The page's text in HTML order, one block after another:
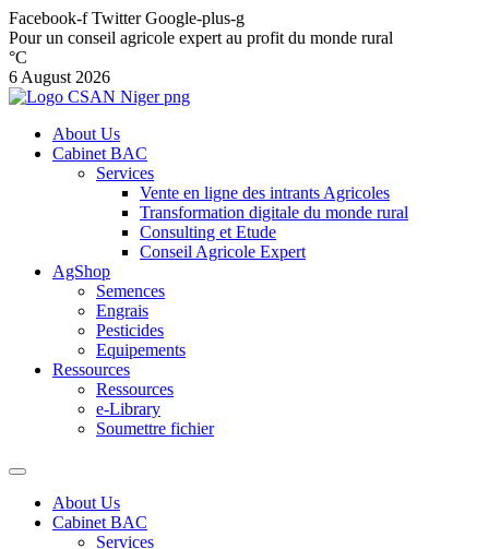
Facebook-f Twitter Google-plus-g
Pour un conseil agricole expert au profit du monde rural
°C
6 August 2026
About Us
Cabinet BAC
Services
Vente en ligne des intrants Agricoles
Transformation digitale du monde rural
Consulting et Etude
Conseil Agricole Expert
AgShop
Semences
Engrais
Pesticides
Equipements
Ressources
Ressources
e-Library
Soumettre fichier
About Us
Cabinet BAC
Services